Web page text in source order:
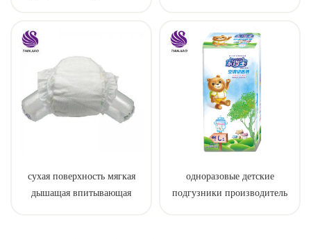
сухая поверхность мягкая
дышащая впитывающая
одноразовые детские
подгузники производитель